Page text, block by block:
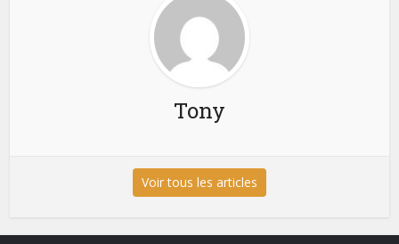
Tony
Voir tous les articles